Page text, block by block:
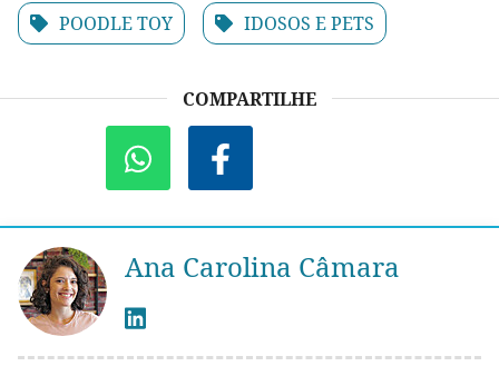
POODLE TOY IDOSOS E PETS
COMPARTILHE
Ana Carolina Câmara